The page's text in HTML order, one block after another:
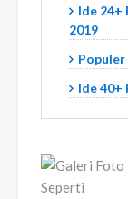
Ide 24+
2019
Ide 40+